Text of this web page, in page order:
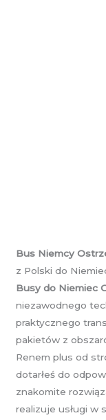
Bus Niemcy
z Polski do
Busy do Niemiec
niezawodnego
praktycznego
pakietów z
Renem plus od
dotarłeś do
znakomite
realizuje usługi w